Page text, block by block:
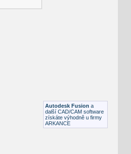
Autodesk Fusion a
další CAD/CAM software
získáte výhodně u firmy
ARKANCE